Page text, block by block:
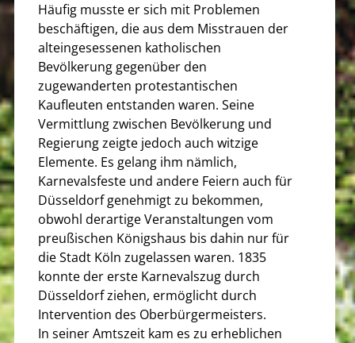
Häufig musste er sich mit Problemen
beschäftigen, die aus dem Misstrauen der
alteingesessenen katholischen
Bevölkerung gegenüber den
zugewanderten protestantischen
Kaufleuten entstanden waren. Seine
Vermittlung zwischen Bevölkerung und
Regierung zeigte jedoch auch witzige
Elemente. Es gelang ihm nämlich,
Karnevalsfeste und andere Feiern auch für
Düsseldorf genehmigt zu bekommen,
obwohl derartige Veranstaltungen vom
preußischen Königshaus bis dahin nur für
die Stadt Köln zugelassen waren. 1835
konnte der erste Karnevalszug durch
Düsseldorf ziehen, ermöglicht durch
Intervention des Oberbürgermeisters.
In seiner Amtszeit kam es zu erheblichen